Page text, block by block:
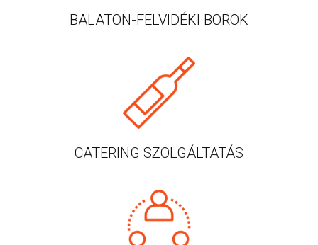
BALATON-FELVIDÉKI BOROK
CATERING SZOLGÁLTATÁS